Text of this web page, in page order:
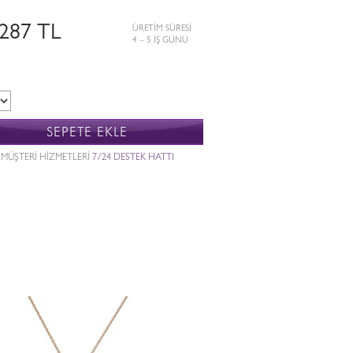
TL
ÜRETİM SÜRESİ
4 – 5 İŞ GÜNÜ
SEPETE EKLE
MÜŞTERİ HİZMETLERİ 7/24 DESTEK HATTI